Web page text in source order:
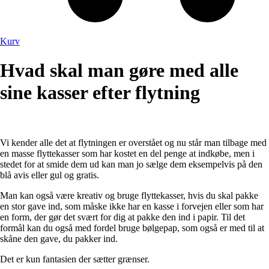
Kurv
Hvad skal man gøre med alle
sine kasser efter flytning
Vi kender alle det at flytningen er overstået og nu står man tilbage med
en masse flyttekasser som har kostet en del penge at indkøbe, men i
stedet for at smide dem ud kan man jo sælge dem eksempelvis på den
blå avis eller gul og gratis.
Man kan også være kreativ og bruge flyttekasser, hvis du skal pakke
en stor gave ind, som måske ikke har en kasse i forvejen eller som har
en form, der gør det svært for dig at pakke den ind i papir. Til det
formål kan du også med fordel bruge bølgepap, som også er med til at
skåne den gave, du pakker ind.
Det er kun fantasien der sætter grænser.